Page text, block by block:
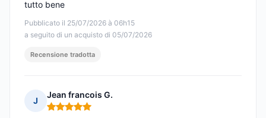
Pubblicato il 25/07/2026 à 06h15
a seguito di un acquisto di 05/07/2026
tutto bene
Recensione tradotta
J
Jean francois G.
Nota: 5 su 5